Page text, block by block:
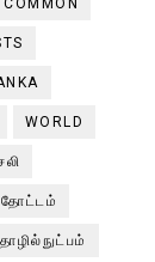
WORLD